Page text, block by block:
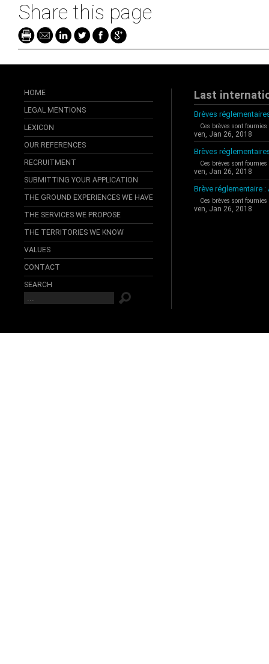
Share this page
HOME
LEGAL MENTIONS
LEXICON
OUR REFERENCES
RECRUITMENT
SUBMITTING YOUR APPLICATION
THE GROUND EXPERIENCES WE HAVE
THE SERVICES WE PROPOSE
THE TERRITORIES WE KNOW
VALUES
CONTACT
SEARCH
Last
Brèves
Ces brèves sont
ven, Jan 26, 2018
Brèves
Ces brèves sont
ven, Jan 26, 2018
Brève réglementaire :
Ces brèves sont
ven, Jan 26, 2018